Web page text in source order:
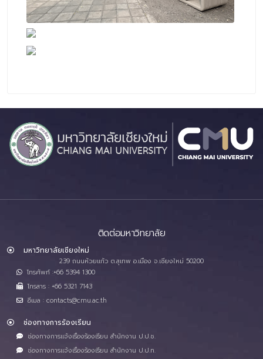
ติดต่อมหาวิทยาลัย
มหาวิทยาลัยเชียงใหม่
239 ถนนห้วยแก้ว ต.สุเทพ อ.เมือง จ.เชียงใหม่ 50200
โทรศัพท์ :+66 5394 1300
โทรสาร : +66 5321 7143
อีเมล : contacts@cmu.ac.th
ช่องทางการร้องเรียน
ช่องทางการแจ้งเรื่องร้องเรียน สำนักงาน ป.ป.ช.
ช่องทางการแจ้งเรื่องร้องเรียน สำนักงาน ป.ป.ท.